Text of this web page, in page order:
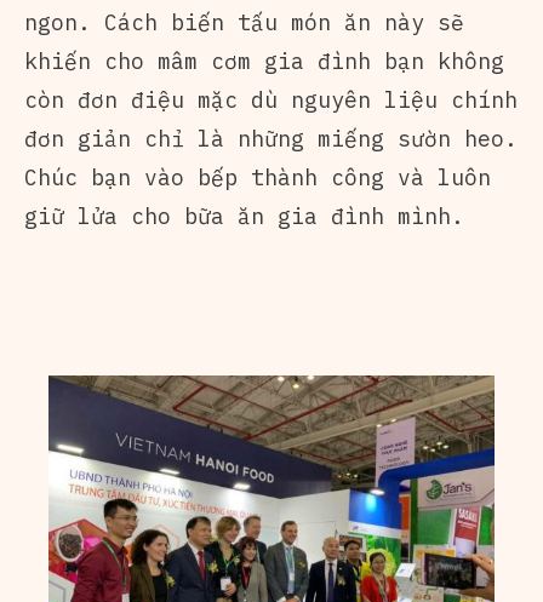
ngon. Cách biến tấu món ăn này sẽ
khiến cho mâm cơm gia đình bạn không
còn đơn điệu mặc dù nguyên liệu chính
đơn giản chỉ là những miếng sườn heo.
Chúc bạn vào bếp thành công và luôn
giữ lửa cho bữa ăn gia đình mình.